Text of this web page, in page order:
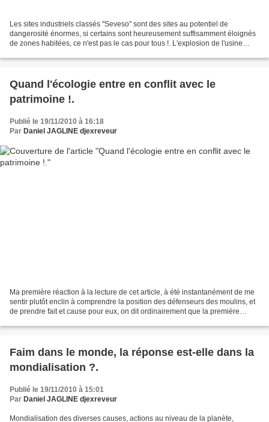
Les sites industriels classés "Seveso" sont des sites au potentiel de
dangerosité énormes, si certains sont heureusement suffisamment éloignés
de zones habitées, ce n'est pas le cas pour tous !. L'explosion de l'usine
Quand l'écologie entre en conflit avec le
patrimoine !.
Publié le 19/11/2010 à 16:18
Par Daniel JAGLINE djexreveur
Ma première réaction à la lecture de cet article, à été instantanément de me
sentir plutôt enclin à comprendre la position des défenseurs des moulins, et
de prendre fait et cause pour eux, on dit ordinairement que la première
Faim dans le monde, la réponse est-elle dans la
mondialisation ?.
Publié le 19/11/2010 à 15:01
Par Daniel JAGLINE djexreveur
Mondialisation des diverses causes, actions au niveau de la planète,